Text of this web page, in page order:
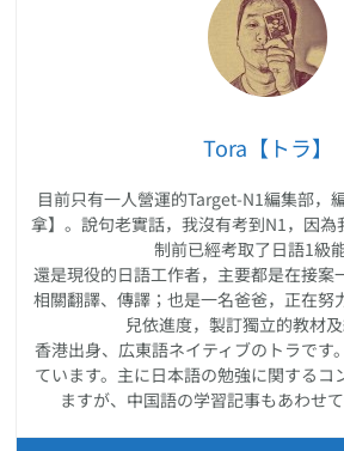
Tora【トラ】
目前只有一人營運的Target-N1編集部，
拿】。說句老實話，我沒有考到N1，因
制前已經考取了日語1級能
還是現役的日語工作者，主要都是在接案
相關翻譯、傳譯；也是一名爸爸，正在努
兒依進度，製訂獨立的教材及
香港出身、広東語ネイティブのトラです
ています。主に日本語の勉強に関するコ
ますが、中国語の学習記事もあわせて